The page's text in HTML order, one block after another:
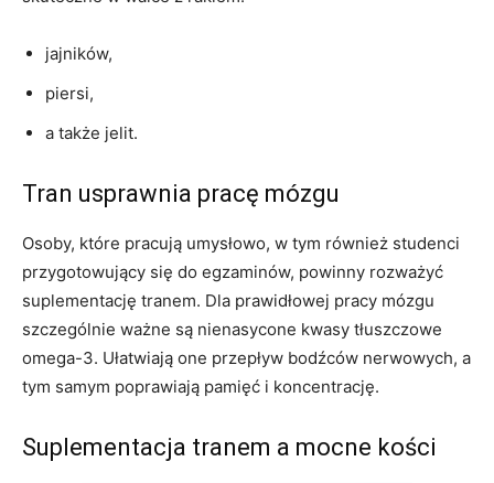
jajników,
piersi,
a także jelit.
Tran usprawnia pracę mózgu
Osoby, które pracują umysłowo, w tym również studenci
przygotowujący się do egzaminów, powinny rozważyć
suplementację tranem. Dla prawidłowej pracy mózgu
szczególnie ważne są nienasycone kwasy tłuszczowe
omega-3. Ułatwiają one przepływ bodźców nerwowych, a
tym samym poprawiają pamięć i koncentrację.
Suplementacja tranem a mocne kości